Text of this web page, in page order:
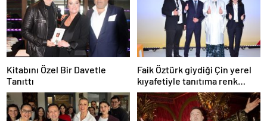
Kitabını Özel Bir Davetle
Tanıttı
Faik Öztürk giydiği Çin yerel
kıyafetiyle tanıtıma renk
kattı.